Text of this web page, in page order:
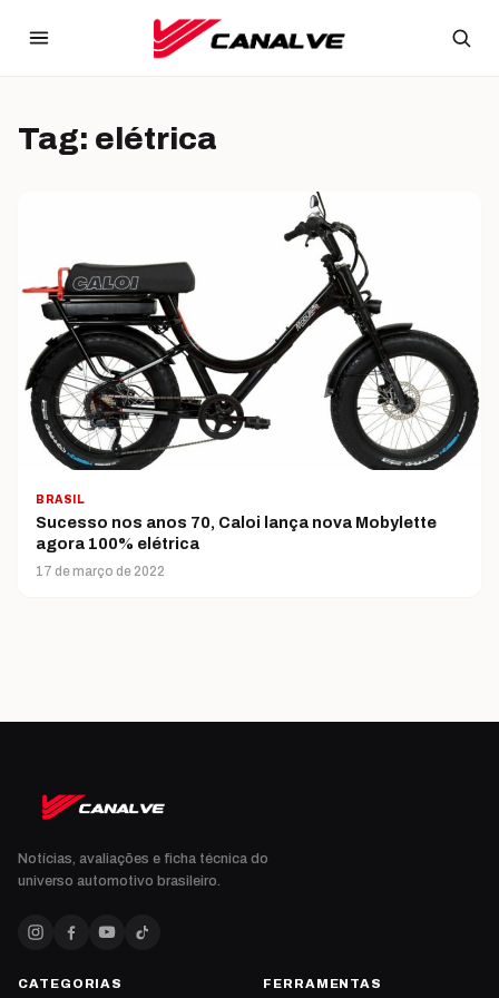
Tag: elétrica
BRASIL
Sucesso nos anos 70, Caloi lança nova Mobylette
agora 100% elétrica
17 de março de 2022
Notícias, avaliações e ficha técnica do
universo automotivo brasileiro.
CATEGORIAS FERRAMENTAS